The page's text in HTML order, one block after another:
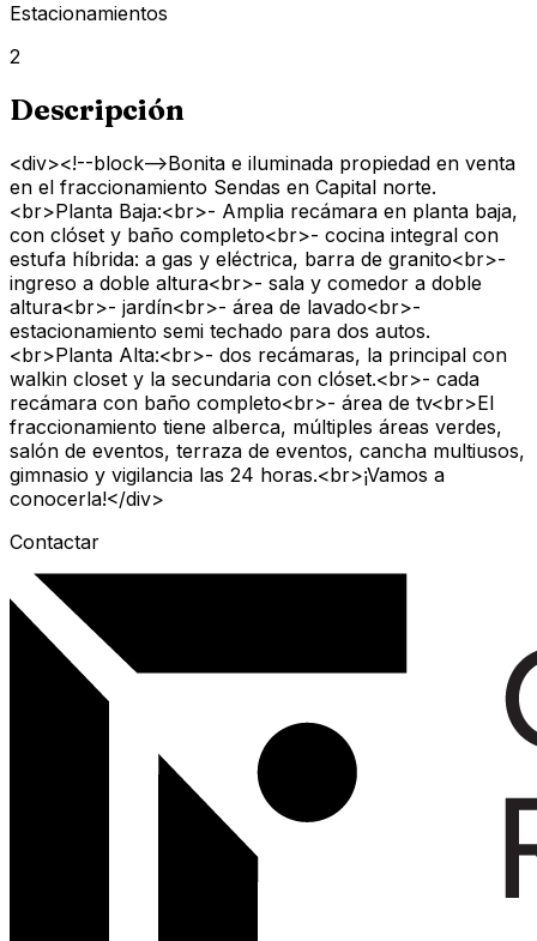
Estacionamientos
2
Descripción
<div><!--block-->Bonita e iluminada propiedad en venta
en el fraccionamiento Sendas en Capital norte.
<br>Planta Baja:<br>- Amplia recámara en planta baja,
con clóset y baño completo<br>- cocina integral con
estufa híbrida: a gas y eléctrica, barra de granito<br>-
ingreso a doble altura<br>- sala y comedor a doble
altura<br>- jardín<br>- área de lavado<br>-
estacionamiento semi techado para dos autos.
<br>Planta Alta:<br>- dos recámaras, la principal con
walkin closet y la secundaria con clóset.<br>- cada
recámara con baño completo<br>- área de tv<br>El
fraccionamiento tiene alberca, múltiples áreas verdes,
salón de eventos, terraza de eventos, cancha multiusos,
gimnasio y vigilancia las 24 horas.<br>¡Vamos a
conocerla!</div>
Contactar